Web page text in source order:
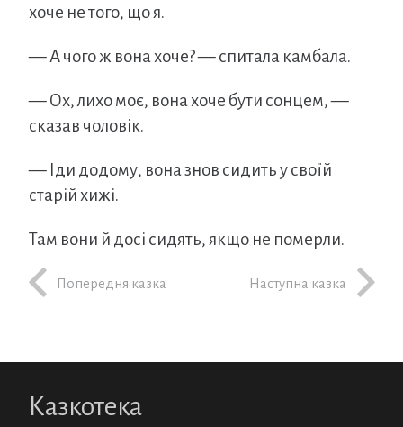
хоче не того, що я.
— А чого ж вона хоче? — спитала камбала.
— Ох, лихо моє, вона хоче бути сонцем, —
сказав чоловік.
— Іди додому, вона знов сидить у своїй
старій хижі.
Там вони й досі сидять, якщо не померли.
Попередня казка Наступна казка
Казкотека